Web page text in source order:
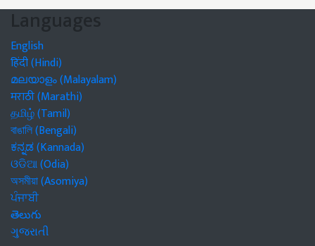
Languages
English
हिंदी (Hindi)
മലയാളം (Malayalam)
मराठी (Marathi)
தமிழ் (Tamil)
বাঙালি (Bengali)
ಕನ್ನಡ (Kannada)
ଓଡିଆ (Odia)
অসমীয়া (Asomiya)
ਪੰਜਾਬੀ
తెలుగు
ગુજરાતી